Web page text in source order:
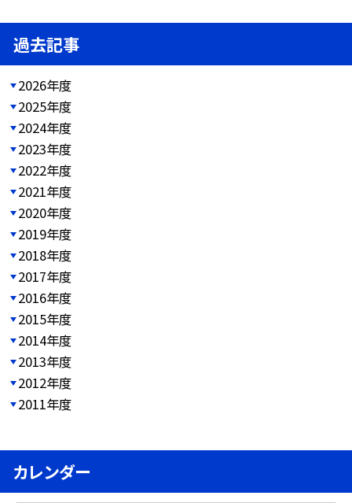
過去記事
2026年度
2025年度
2024年度
2023年度
2022年度
2021年度
2020年度
2019年度
2018年度
2017年度
2016年度
2015年度
2014年度
2013年度
2012年度
2011年度
カレンダー